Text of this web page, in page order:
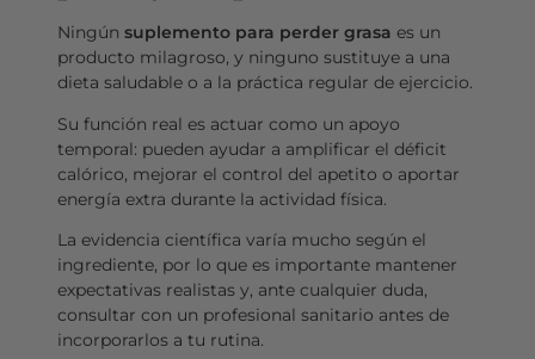
Ningún suplemento para perder grasa es un
producto milagroso, y ninguno sustituye a una
dieta saludable o a la práctica regular de ejercicio.
Su función real es actuar como un apoyo
temporal: pueden ayudar a amplificar el déficit
calórico, mejorar el control del apetito o aportar
energía extra durante la actividad física.
La evidencia científica varía mucho según el
ingrediente, por lo que es importante mantener
expectativas realistas y, ante cualquier duda,
consultar con un profesional sanitario antes de
incorporarlos a tu rutina.